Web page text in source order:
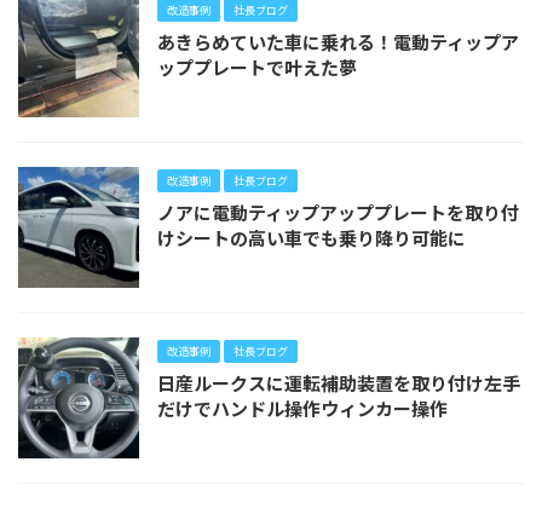
改造事例 社長ブログ
あきらめていた車に乗れる！電動ティップア
ッププレートで叶えた夢
改造事例 社長ブログ
ノアに電動ティップアッププレートを取り付
けシートの高い車でも乗り降り可能に
改造事例 社長ブログ
日産ルークスに運転補助装置を取り付け左手
だけでハンドル操作ウィンカー操作